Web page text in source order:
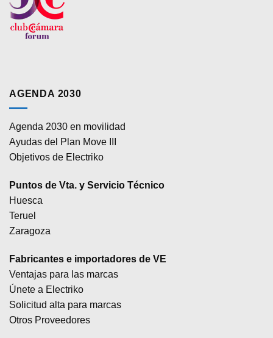
AGENDA 2030
Agenda 2030 en movilidad
Ayudas del Plan Move III
Objetivos de Electriko
Puntos de Vta. y Servicio Técnico
Huesca
Teruel
Zaragoza
Fabricantes e importadores de VE
Ventajas para las marcas
Únete a Electriko
Solicitud alta para marcas
Otros Proveedores